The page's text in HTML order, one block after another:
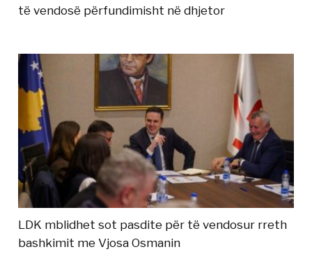
të vendosë përfundimisht në dhjetor
LDK mblidhet sot pasdite për të vendosur rreth
bashkimit me Vjosa Osmanin